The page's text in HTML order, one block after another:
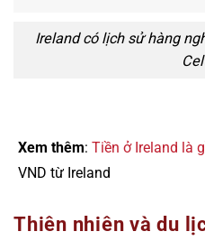
Ireland có lịch sử hàng
Xem thêm: Tiền ở Ireland là
VND từ Ireland
Thiên nhiên và du